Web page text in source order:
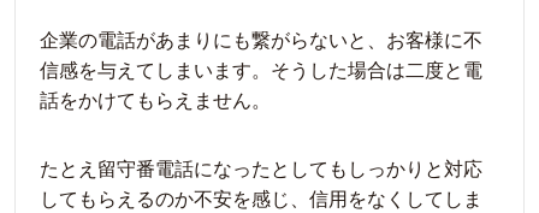
企業の電話があまりにも繋がらないと、お客様に不
信感を与えてしまいます。そうした場合は二度と電
話をかけてもらえません。
たとえ留守番電話になったとしてもしっかりと対応
してもらえるのか不安を感じ、信用をなくしてしま